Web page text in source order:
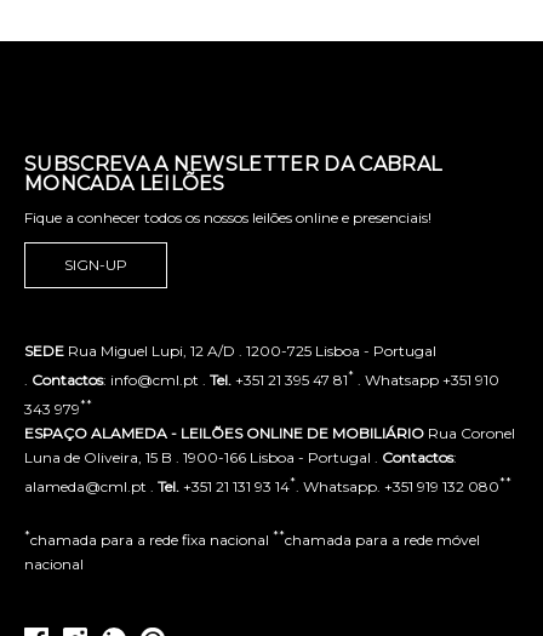
SUBSCREVA A NEWSLETTER DA CABRAL
MONCADA LEILÕES
Fique a conhecer todos os nossos leilões online e presenciais!
SIGN-UP
SEDE Rua Miguel Lupi, 12 A/D . 1200-725 Lisboa - Portugal
Contactos: info@cml.pt . Tel. +351 21 395 47 81* . Whatsapp +351 910
343 979**
ESPAÇO ALAMEDA - LEILÕES ONLINE DE MOBILIÁRIO Rua Coronel
Luna de Oliveira, 15 B . 1900-166 Lisboa - Portugal . Contactos:
alameda@cml.pt . Tel. +351 21 131 93 14* . Whatsapp. +351 919 132 080**
*chamada para a rede fixa nacional **chamada para a rede móvel
nacional